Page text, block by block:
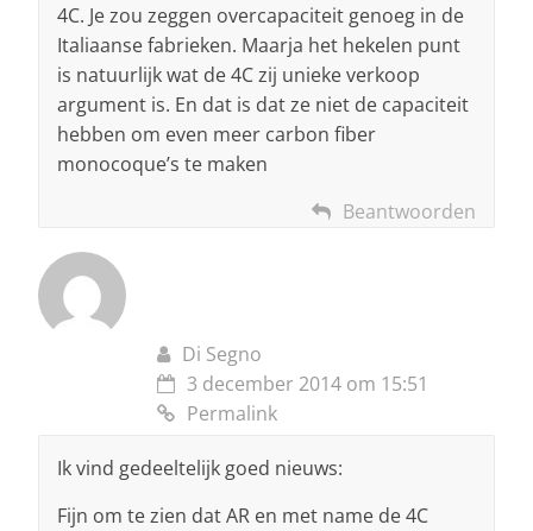
4C. Je zou zeggen overcapaciteit genoeg in de
Italiaanse fabrieken. Maarja het hekelen punt
is natuurlijk wat de 4C zij unieke verkoop
argument is. En dat is dat ze niet de capaciteit
hebben om even meer carbon fiber
monocoque’s te maken
Beantwoorden
Di Segno
3 december 2014 om 15:51
Permalink
Ik vind gedeeltelijk goed nieuws:
Fijn om te zien dat AR en met name de 4C